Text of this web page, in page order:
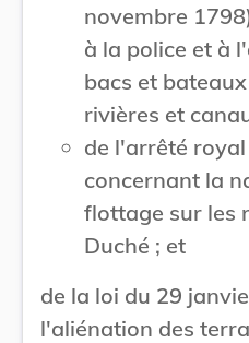
novembre
à la police et à
bacs et
rivières et
de l'arrêté
concernant la
flottage sur les
Duché ; et
de la loi du 29
l'aliénation des